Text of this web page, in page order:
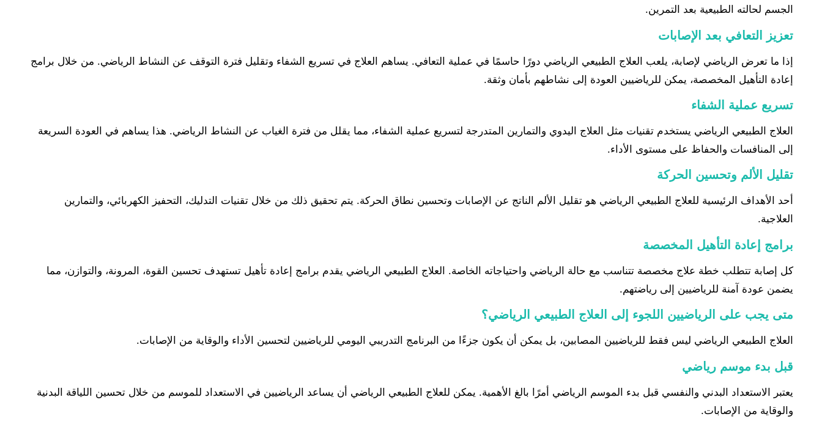
الجسم لحالته الطبيعية بعد التمرين.
تعزيز التعافي بعد الإصابات
إذا ما تعرض الرياضي لإصابة، يلعب العلاج الطبيعي الرياضي دورًا حاسمًا في عملية التعافي. يساهم العلاج في تسريع الشفاء وتقليل فترة التوقف عن النشاط الرياضي. من خلال برامج
إعادة التأهيل المخصصة، يمكن للرياضيين العودة إلى نشاطهم بأمان وثقة.
تسريع عملية الشفاء
العلاج الطبيعي الرياضي يستخدم تقنيات مثل العلاج اليدوي والتمارين المتدرجة لتسريع عملية الشفاء، مما يقلل من فترة الغياب عن النشاط الرياضي. هذا يساهم في العودة السريعة
إلى المنافسات والحفاظ على مستوى الأداء.
تقليل الألم وتحسين الحركة
أحد الأهداف الرئيسية للعلاج الطبيعي الرياضي هو تقليل الألم الناتج عن الإصابات وتحسين نطاق الحركة. يتم تحقيق ذلك من خلال تقنيات التدليك، التحفيز الكهربائي، والتمارين
العلاجية.
برامج إعادة التأهيل المخصصة
كل إصابة تتطلب خطة علاج مخصصة تتناسب مع حالة الرياضي واحتياجاته الخاصة. العلاج الطبيعي الرياضي يقدم برامج إعادة تأهيل تستهدف تحسين القوة، المرونة، والتوازن، مما
يضمن عودة آمنة للرياضيين إلى رياضتهم.
متى يجب على الرياضيين اللجوء إلى العلاج الطبيعي الرياضي؟
العلاج الطبيعي الرياضي ليس فقط للرياضيين المصابين، بل يمكن أن يكون جزءًا من البرنامج التدريبي اليومي للرياضيين لتحسين الأداء والوقاية من الإصابات.
قبل بدء موسم رياضي
يعتبر الاستعداد البدني والنفسي قبل بدء الموسم الرياضي أمرًا بالغ الأهمية. يمكن للعلاج الطبيعي الرياضي أن يساعد الرياضيين في الاستعداد للموسم من خلال تحسين اللياقة البدنية
والوقاية من الإصابات.